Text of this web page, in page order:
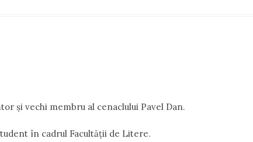
și vechi membru al cenaclului Pavel Dan.
în cadrul Facultății de Litere.